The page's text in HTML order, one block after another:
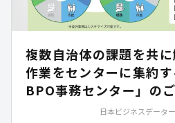
複数自治体の課題を共
作業をセンターに集約
BPO事務センター」の
日本ビジネスデータ